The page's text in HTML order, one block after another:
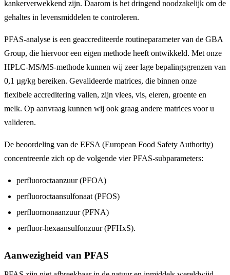
kankerverwekkend zijn. Daarom is het dringend noodzakelijk om de
gehaltes in levensmiddelen te controleren.
PFAS-analyse is een geaccrediteerde routineparameter van de GBA
Group, die hiervoor een eigen methode heeft ontwikkeld. Met onze
HPLC-MS/MS-methode kunnen wij zeer lage bepalingsgrenzen van
0,1 µg/kg bereiken. Gevalideerde matrices, die binnen onze
flexibele accreditering vallen, zijn vlees, vis, eieren, groente en
melk. Op aanvraag kunnen wij ook graag andere matrices voor u
valideren.
De beoordeling van de EFSA (European Food Safety Authority)
concentreerde zich op de volgende vier PFAS-subparameters:
perfluoroctaanzuur (PFOA)
perfluoroctaansulfonaat (PFOS)
perfluornonaanzuur (PFNA)
perfluor-hexaansulfonzuur (PFHxS).
Aanwezigheid van PFAS